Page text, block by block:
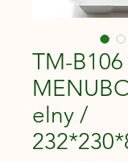
TM-B106
elny /